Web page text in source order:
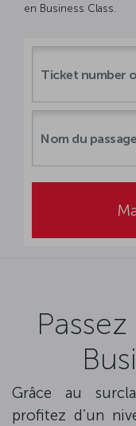
en Business Class.
Grâce au
profitez d’un